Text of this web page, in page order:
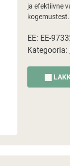
ja efektiivne
kogemustest.
EE: EE-
Kategooria: